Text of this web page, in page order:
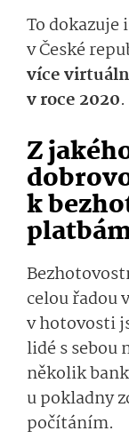
To dokazuje
v České
více
v roce 2020.
Z
k
celou řadou
v hotovosti
lidé s sebou
několik
u pokladny
počítáním.